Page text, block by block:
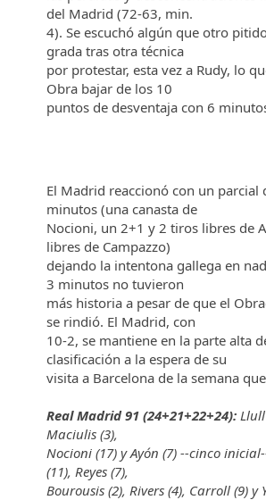
del Madrid (72-63, min.
4). Se escuchó algún que otro
grada tras otra técnica
por protestar, esta vez a Rudy, lo
Obra bajar de los 10
puntos de desventaja con 6
El Madrid reaccionó con un parcial
minutos (una canasta de
Nocioni, un 2+1 y 2 tiros libres de
libres de Campazzo)
dejando la intentona gallega en
3 minutos no tuvieron
más historia a pesar de que el
se rindió. El Madrid, con
10-2, se mantiene en la parte alta
clasificación a la espera de su
visita a Barcelona de la semana
Real Madrid 91 (24+21+22+24): Llull
Maciulis (3),
Nocioni (17) y Ayón (7) --cinco
(11), Reyes (7),
Bourousis (2), Rivers (4), Carroll (9) y